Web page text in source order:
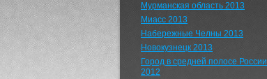
Мурманская область 2013
Миасс 2013
Набережные Челны 2013
Новокузнецк 2013
Город в средней полосе России
2012